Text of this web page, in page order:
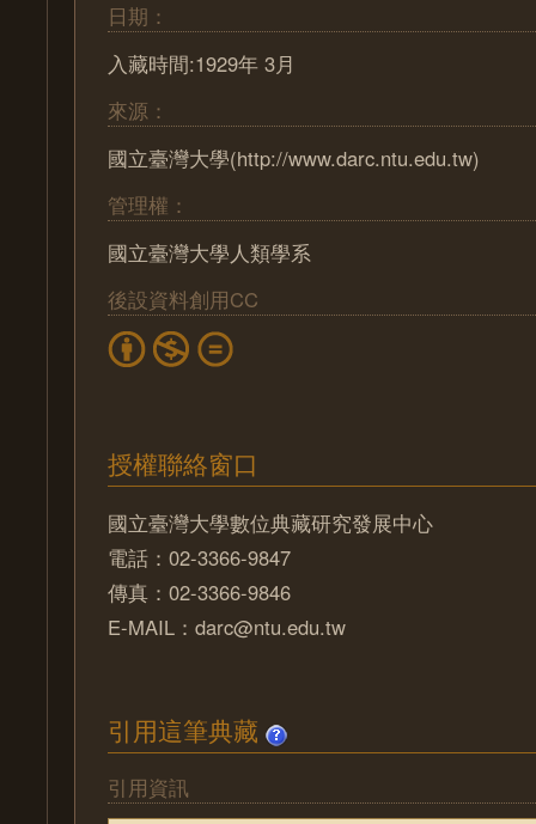
日期：
入藏時間:1929年 3月
來源：
國立臺灣大學(http://www.darc.ntu.edu.tw)
管理權：
國立臺灣大學人類學系
後設資料創用CC
授權聯絡窗口
國立臺灣大學數位典藏研究發展中心
電話：02-3366-9847
傳真：02-3366-9846
E-MAIL：darc@ntu.edu.tw
引用這筆典藏
引用資訊